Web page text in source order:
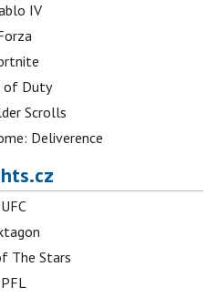
IV
of Duty
Scrolls
Deliverence
UFC
The Stars
PFL